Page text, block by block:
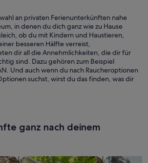
an privaten Ferienunterkünften nahe
in denen du dich ganz wie zu Hause
ob du mit Kindern und Haustieren,
besseren Hälfte verreist,
dir all die Annehmlichkeiten, die dir für
sind. Dazu gehören zum Beispiel
Und auch wenn du nach Raucheroptionen
suchst, wirst du das finden, was dir
ganz nach deinem
Suche nach Ferienwohnungen oder
Suche nach